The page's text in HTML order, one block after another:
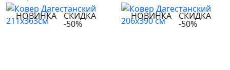
НОВИНКА
СКИДКА
-50%
НОВИНКА СКИДКА
-50%